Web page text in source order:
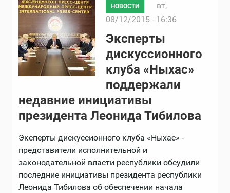
НОВОСТИ
вт,
08/12/2015 - 16:36
Эксперты
дискуссионного
клуба «Ныхас»
поддержали
недавние инициативы
президента Леонида Тибилова
Эксперты дискуссионного клуба «Ныхас» -
представители исполнительной и
законодательной власти республики обсудили
последние инициативы президента республики
Леонида Тибилова об обеспечении начала